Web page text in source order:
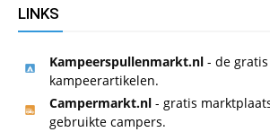
LINKS
Kampeerspullenmarkt.nl - de
kampeerartikelen.
Campermarkt.nl - gratis
gebruikte campers.